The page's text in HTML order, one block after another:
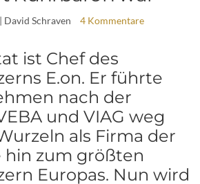
| David Schraven 4 Kommentare
ist Chef des
E.on. Er führte
nach der
und VIAG weg
als Firma der
hin zum größten
Europas. Nun wird